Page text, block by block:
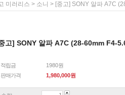
미러리스 > 소니 > [중고] SONY 알파 A7C
고] SONY 알파 A7C (28-60mm F4-
적립금
1980원
판매가격
1,980,000원